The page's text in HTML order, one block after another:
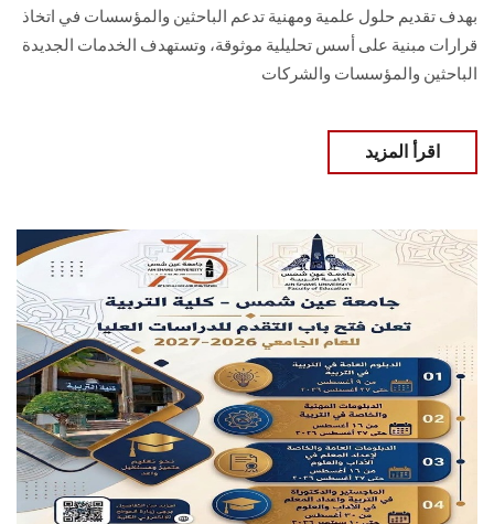
سجل الان
بهدف تقديم حلول علمية ومهنية تدعم الباحثين والمؤسسات في اتخاذ
قرارات مبنية على أسس تحليلية موثوقة، وتستهدف الخدمات الجديدة
الباحثين والمؤسسات والشركات
اقرأ المزيد